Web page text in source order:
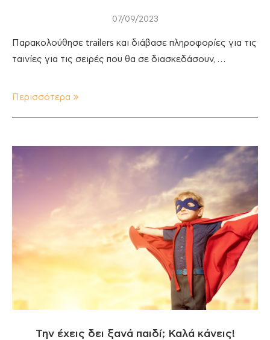
07/09/2023
Παρακολούθησε trailers και διάβασε πληροφορίες για τις
ταινίες για τις σειρές που θα σε διασκεδάσουν, …
Περισσότερα
Την έχεις δει ξανά παιδί; Καλά κάνεις!